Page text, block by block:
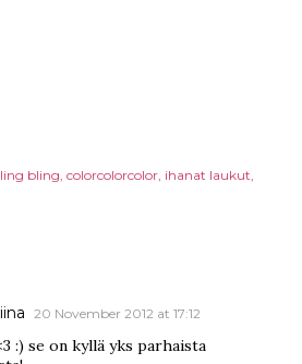
bling colorcolorcolor ihanat laukut
20 November 2012 at 17:12
:) se on kyllä yks parhaista